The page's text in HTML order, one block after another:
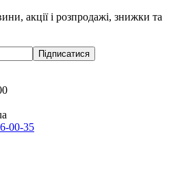
акції і розпродажі, знижки та
Підписатися
00-35